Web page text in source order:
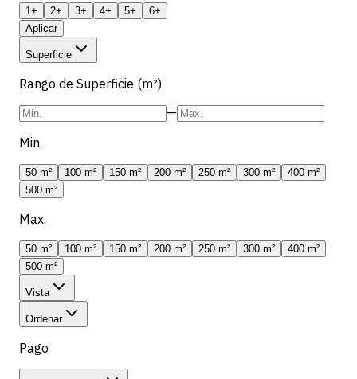
1+ 2+ 3+ 4+ 5+
6+
Aplicar
Superficie
Rango de Superficie (m²)
—
Min.
50 m² 100 m² 150 m² 200 m² 250 m² 300 m²
400 m²
500 m²
Max.
50 m² 100 m² 150 m² 200 m² 250 m² 300 m²
400 m²
500 m²
Vista
Ordenar
Pago